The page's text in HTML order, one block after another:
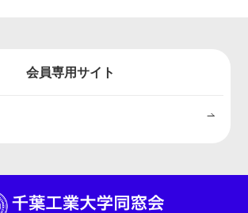
会員専用サイト